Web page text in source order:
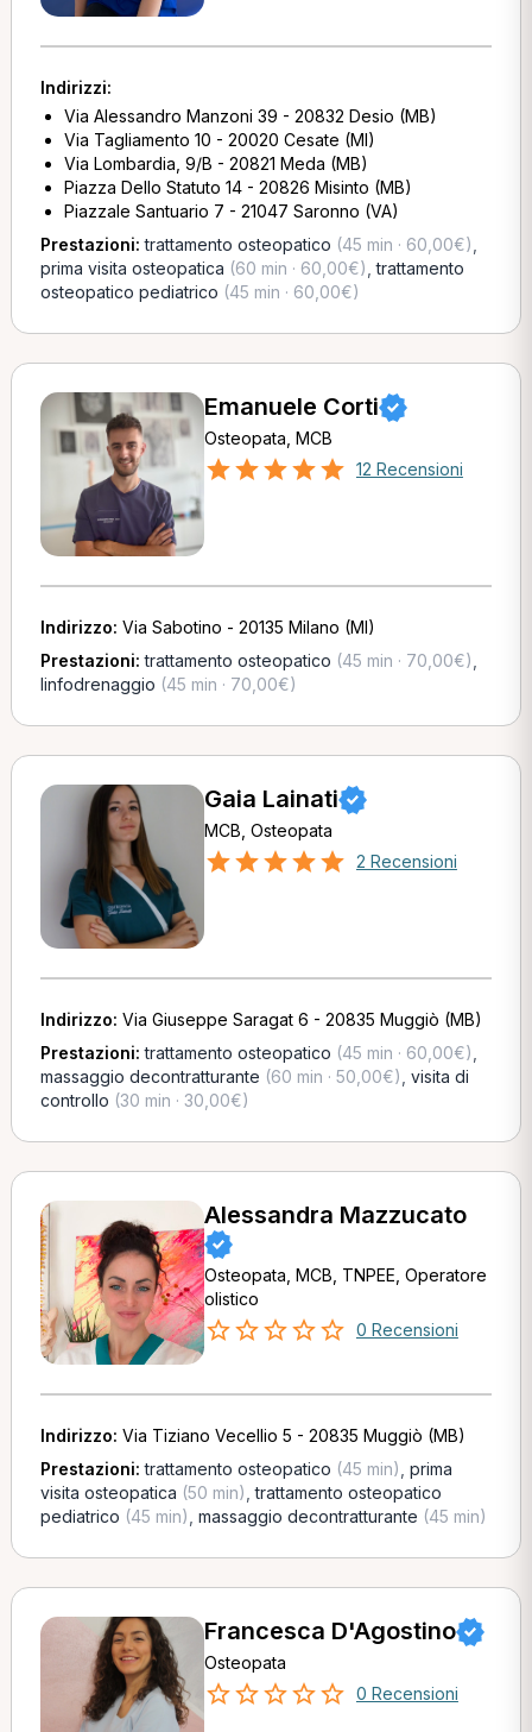
Indirizzi:
Via Alessandro Manzoni 39 - 20832 Desio (MB)
Via Tagliamento 10 - 20020 Cesate (MI)
Via Lombardia, 9/B - 20821 Meda (MB)
Piazza Dello Statuto 14 - 20826 Misinto (MB)
Piazzale Santuario 7 - 21047 Saronno (VA)
Prestazioni:trattamento osteopatico (45 min · 60,00€)
prima visita osteopatica (60 min · 60,00€) ,trattamento
osteopatico pediatrico (45 min · 60,00€)
Emanuele Corti
Osteopata, MCB
12 Recensioni
Indirizzo: Via Sabotino - 20135 Milano (MI)
Prestazioni:trattamento osteopatico (45 min · 70,00€)
linfodrenaggio (45 min · 70,00€)
Gaia Lainati
MCB, Osteopata
2 Recensioni
Indirizzo: Via Giuseppe Saragat 6 - 20835 Muggiò (MB)
Prestazioni:trattamento osteopatico (45 min · 60,00€)
massaggio decontratturante (60 min · 50,00€) visita di
controllo (30 min · 30,00€)
Alessandra Mazzucato
Osteopata, MCB, TNPEE, Operatore
olistico
0 Recensioni
Indirizzo: Via Tiziano Vecellio 5 - 20835 Muggiò (MB)
Prestazioni:trattamento osteopatico (45 min) prima
visita osteopatica (50 min) ,trattamento osteopatico
pediatrico (45 min) massaggio decontratturante (45 min)
Francesca D'Agostino
Osteopata
0 Recensioni